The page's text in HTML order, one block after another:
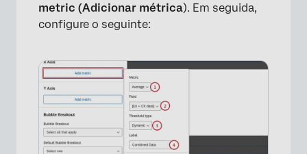
metric (Adicionar métrica). Em seguida,
configure o seguinte: